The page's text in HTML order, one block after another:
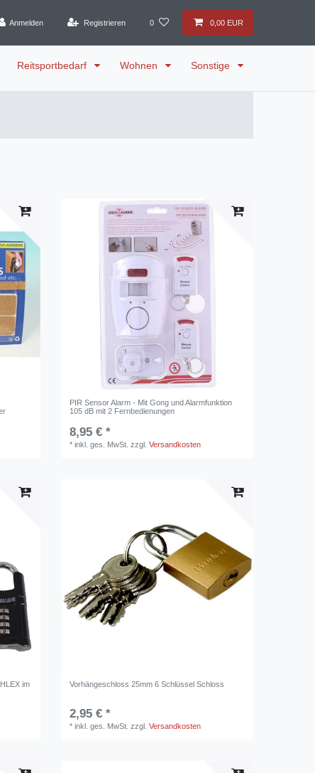
Anmelden Registrieren 0 0,00 EUR
Reitsportbedarf Wohnen Sonstige
PIR Sensor Alarm - Mit Gong und Alarmfunktion
105 dB mit 2 Fernbedienungen
8,95 € *
*inkl. ges. MwSt. zzgl.Versandkosten
im
Vorhängeschloss 25mm 6 Schlüssel Schloss
2,95 € *
*inkl. ges. MwSt. zzgl.Versandkosten